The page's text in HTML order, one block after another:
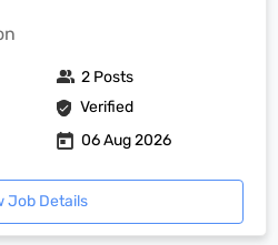
Verified
2 Posts
06 Aug 2026
Job Details